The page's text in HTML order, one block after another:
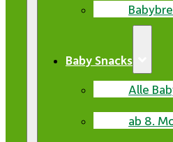
Baby Snacks
Alle
ab 8.